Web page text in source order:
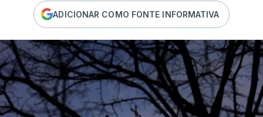
ADICIONAR COMO FONTE INFORMATIVA